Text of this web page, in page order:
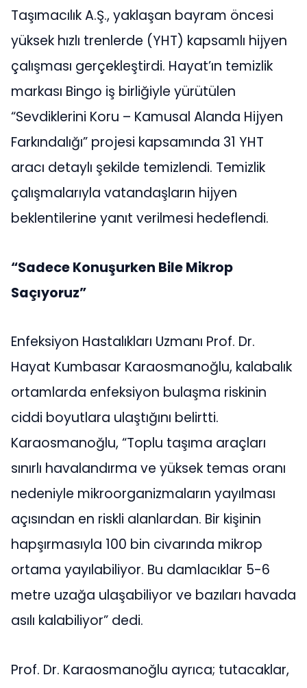
Taşımacılık A.Ş., yaklaşan bayram öncesi
yüksek hızlı trenlerde (YHT) kapsamlı hijyen
çalışması gerçekleştirdi. Hayat’ın temizlik
markası Bingo iş birliğiyle yürütülen
“Sevdiklerini Koru – Kamusal Alanda Hijyen
Farkındalığı” projesi kapsamında 31 YHT
aracı detaylı şekilde temizlendi. Temizlik
çalışmalarıyla vatandaşların hijyen
beklentilerine yanıt verilmesi hedeflendi.
“Sadece Konuşurken Bile Mikrop
Saçıyoruz”
Enfeksiyon Hastalıkları Uzmanı Prof. Dr.
Hayat Kumbasar Karaosmanoğlu, kalabalık
ortamlarda enfeksiyon bulaşma riskinin
ciddi boyutlara ulaştığını belirtti.
Karaosmanoğlu, “Toplu taşıma araçları
sınırlı havalandırma ve yüksek temas oranı
nedeniyle mikroorganizmaların yayılması
açısından en riskli alanlardan. Bir kişinin
hapşırmasıyla 100 bin civarında mikrop
ortama yayılabiliyor. Bu damlacıklar 5-6
metre uzağa ulaşabiliyor ve bazıları havada
asılı kalabiliyor” dedi.
Prof. Dr. Karaosmanoğlu ayrıca; tutacaklar,